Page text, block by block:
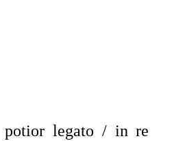
potior legato / in re